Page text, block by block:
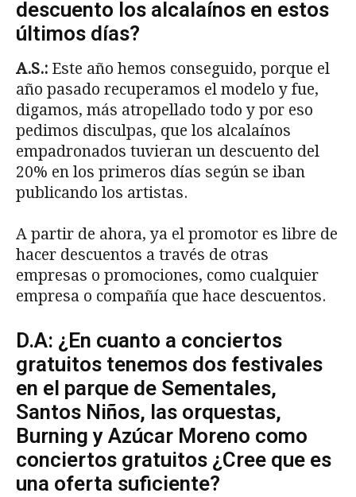
descuento los alcalaínos en estos
últimos días?
A.S.: Este año hemos conseguido, porque el
año pasado recuperamos el modelo y fue,
digamos, más atropellado todo y por eso
pedimos disculpas, que los alcalaínos
empadronados tuvieran un descuento del
20% en los primeros días según se iban
publicando los artistas.
A partir de ahora, ya el promotor es libre de
hacer descuentos a través de otras
empresas o promociones, como cualquier
empresa o compañía que hace descuentos.
D.A: ¿En cuanto a conciertos
gratuitos tenemos dos festivales
en el parque de Sementales,
Santos Niños, las orquestas,
Burning y Azúcar Moreno como
conciertos gratuitos ¿Cree que es
una oferta suficiente?